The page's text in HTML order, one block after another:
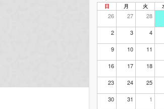
日 月 火
26 27 28
2 3 4
9 10 11
16 17 18
23 24 25
30 31 1